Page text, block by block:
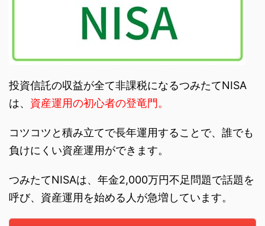
投資信託の収益が全て非課税になるつみたてNISA
は、 資産運用の初心者の登竜門。
コツコツと積み立てで長年運用することで、誰でも
負けにくい資産運用ができます。
つみたてNISAは、年金2,000万円不足問題で話題を
呼び、資産運用を始める人が急増しています。